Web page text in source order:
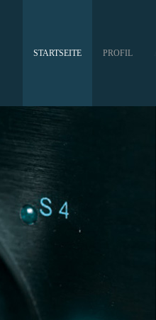
STARTSEITE PROFIL